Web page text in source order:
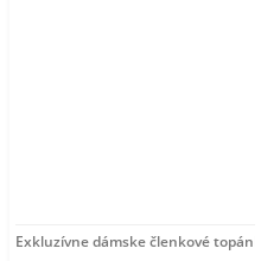
Exkluzívne dámske členkové topánky